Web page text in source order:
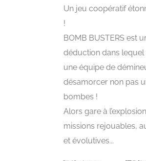
Un jeu coopératif
!
BOMB BUSTERS est
déduction dans
une équipe de
désamorcer non pas
bombes !
Alors gare à
missions rejouables,
et évolutives...